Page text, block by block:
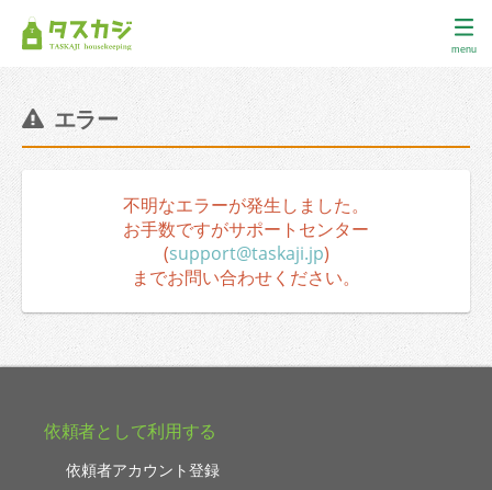
menu
エラー
不明なエラーが発生しました。
お手数ですがサポートセンター
(support@taskaji.jp)
までお問い合わせください。
依頼者として利用する
依頼者アカウント登録